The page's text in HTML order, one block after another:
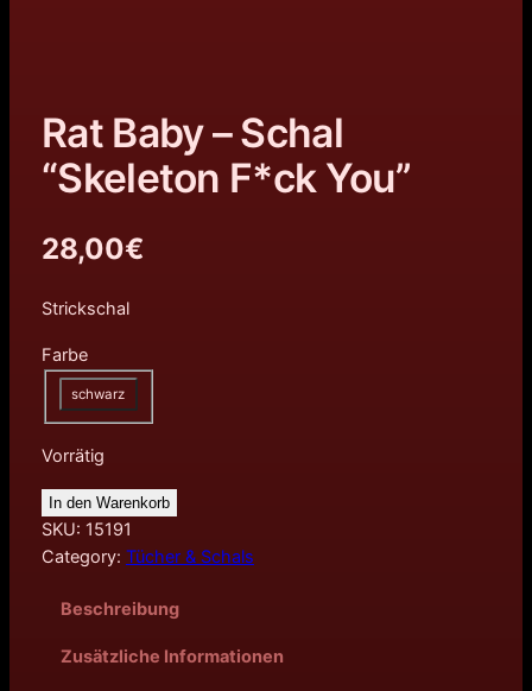
Rat Baby – Schal
“Skeleton F*ck You”
28,00€
Strickschal
Farbe
schwarz
Vorrätig
In den Warenkorb
SKU: 15191
Category: Tücher & Schals
Beschreibung
Zusätzliche Informationen